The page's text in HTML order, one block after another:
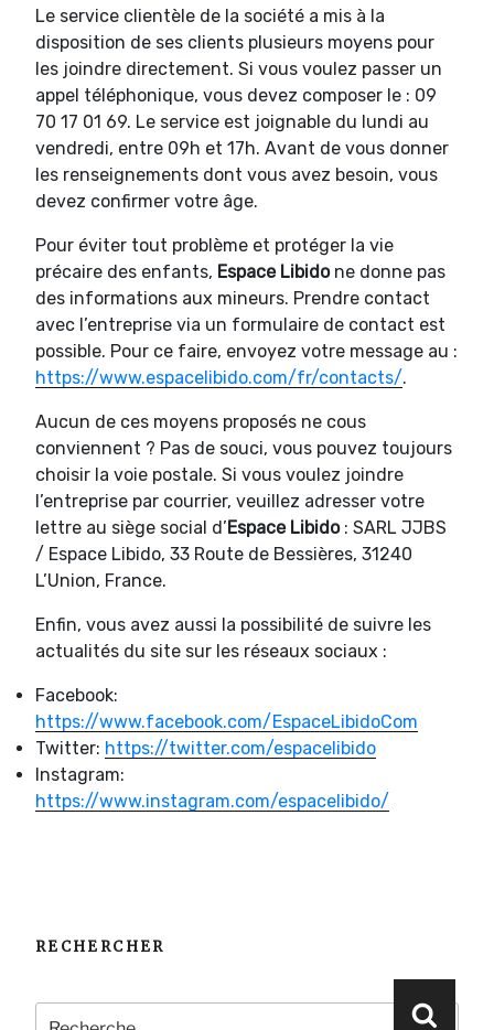
Le service clientèle de la société a mis à la
disposition de ses clients plusieurs moyens pour
les joindre directement. Si vous voulez passer un
appel téléphonique, vous devez composer le : 09
70 17 01 69. Le service est joignable du lundi au
vendredi, entre 09h et 17h. Avant de vous donner
les renseignements dont vous avez besoin, vous
devez confirmer votre âge.
Pour éviter tout problème et protéger la vie
précaire des enfants, Espace Libidone donne pas
des informations aux mineurs. Prendre contact
avec l’entreprise via un formulaire de contact est
possible. Pour ce faire, envoyez votre message au :
https://www.espacelibido.com/fr/contacts/.
Aucun de ces moyens proposés ne cous
conviennent ? Pas de souci, vous pouvez toujours
choisir la voie postale. Si vous voulez joindre
l’entreprise par courrier, veuillez adresser votre
lettre au siège social d’Espace Libido : SARL JJBS
/ Espace Libido, 33 Route de Bessières, 31240
L’Union, France.
Enfin, vous avez aussi la possibilité de suivre les
actualités du site sur les réseaux sociaux :
Facebook:
https://www.facebook.com/EspaceLibidoCom
Twitter: https://twitter.com/espacelibido
Instagram:
https://www.instagram.com/espacelibido/
RECHERCHER
Recherche
pour